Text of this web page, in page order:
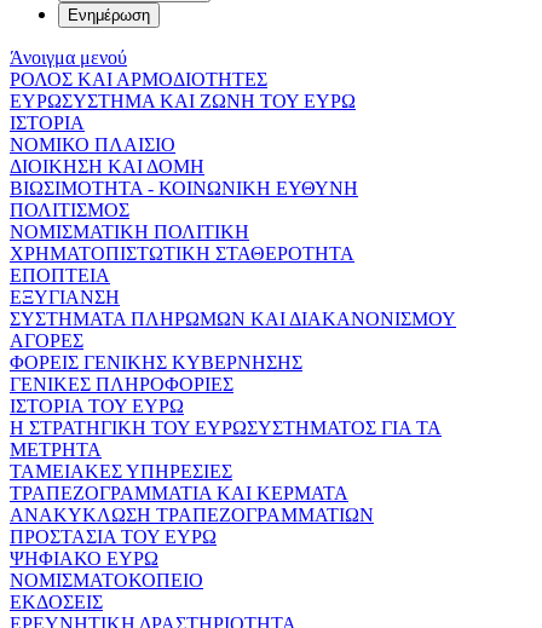
Ενημέρωση
Άνοιγμα μενού
ΡΟΛΟΣ ΚΑΙ ΑΡΜΟΔΙΟΤΗΤΕΣ
ΕΥΡΩΣΥΣΤΗΜΑ ΚΑΙ ΖΩΝΗ ΤΟΥ ΕΥΡΩ
ΙΣΤΟΡΙΑ
ΝΟΜΙΚΟ ΠΛΑΙΣΙΟ
ΔΙΟΙΚΗΣΗ ΚΑΙ ΔΟΜΗ
ΒΙΩΣΙΜΟΤΗΤΑ - ΚΟΙΝΩΝΙΚΗ ΕΥΘΥΝΗ
ΠΟΛΙΤΙΣΜΟΣ
ΝΟΜΙΣΜΑΤΙΚΗ ΠΟΛΙΤΙΚΗ
ΧΡΗΜΑΤΟΠΙΣΤΩΤΙΚΗ ΣΤΑΘΕΡΟΤΗΤΑ
ΕΠΟΠΤΕΙΑ
ΕΞΥΓΙΑΝΣΗ
ΣΥΣΤΗΜΑΤΑ ΠΛΗΡΩΜΩΝ ΚΑΙ ΔΙΑΚΑΝΟΝΙΣΜΟΥ
ΑΓΟΡΕΣ
ΦΟΡΕΙΣ ΓΕΝΙΚΗΣ ΚΥΒΕΡΝΗΣΗΣ
ΓΕΝΙΚΕΣ ΠΛΗΡΟΦΟΡΙΕΣ
ΙΣΤΟΡΙΑ ΤΟΥ ΕΥΡΩ
Η ΣΤΡΑΤΗΓΙΚΗ ΤΟΥ ΕΥΡΩΣΥΣΤΗΜΑΤΟΣ ΓΙΑ ΤΑ
ΜΕΤΡΗΤΑ
ΤΑΜΕΙΑΚΕΣ ΥΠΗΡΕΣΙΕΣ
ΤΡΑΠΕΖΟΓΡΑΜΜΑΤΙΑ ΚΑΙ ΚΕΡΜΑΤΑ
ΑΝΑΚΥΚΛΩΣΗ ΤΡΑΠΕΖΟΓΡΑΜΜΑΤΙΩΝ
ΠΡΟΣΤΑΣΙΑ ΤΟΥ ΕΥΡΩ
ΨΗΦΙΑΚΟ ΕΥΡΩ
ΝΟΜΙΣΜΑΤΟΚΟΠΕΙΟ
ΕΚΔΟΣΕΙΣ
ΕΡΕΥΝΗΤΙΚΗ ΔΡΑΣΤΗΡΙΟΤΗΤΑ